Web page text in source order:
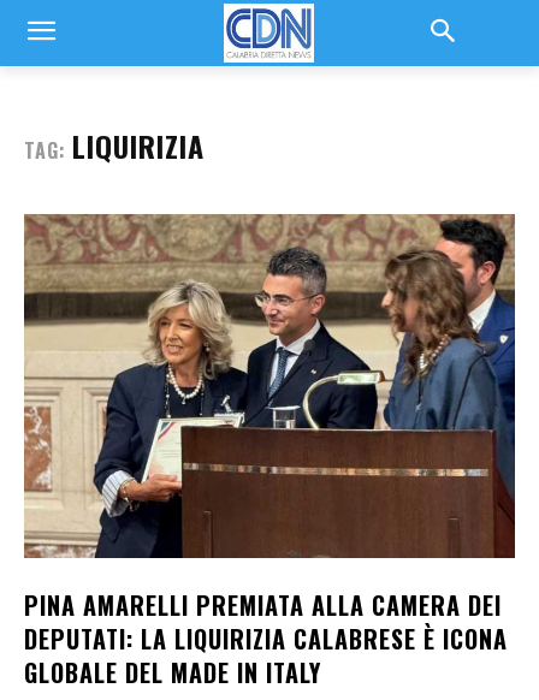
TAG: LIQUIRIZIA
PINA AMARELLI PREMIATA ALLA CAMERA DEI
DEPUTATI: LA LIQUIRIZIA CALABRESE È ICONA
GLOBALE DEL MADE IN ITALY